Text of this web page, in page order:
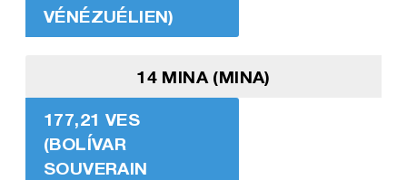
VÉNÉZUÉLIEN)
14 MINA (MINA)
177,21 VES
(BOLÍVAR
SOUVERAIN